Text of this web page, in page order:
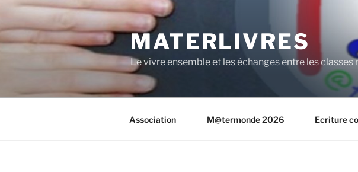
Aller
contenu
principal
MATERLIVRES
Le vivre ensemble et les échanges entre les classes
Association M@termonde 2026 Ecriture